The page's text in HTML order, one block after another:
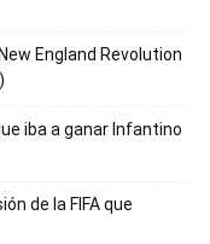
England Revolution
iba a ganar Infantino
de la FIFA que